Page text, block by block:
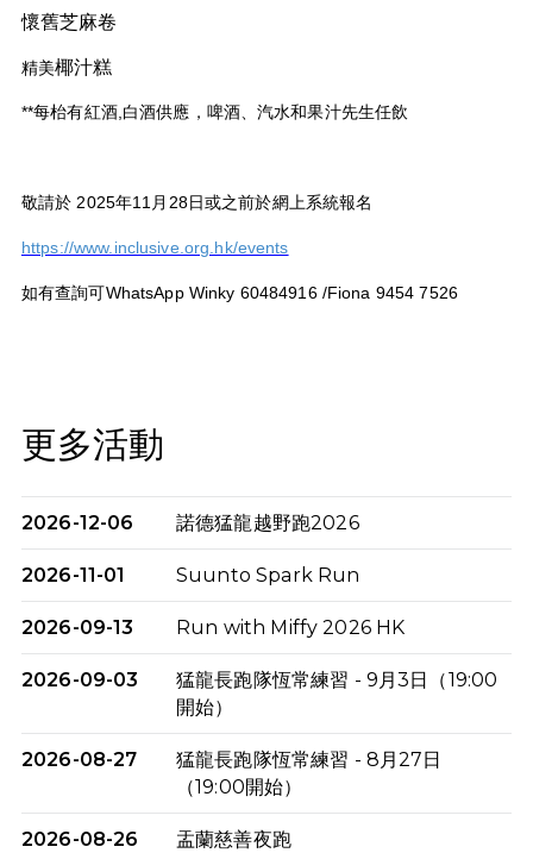
懷舊芝麻卷
精美椰汁糕
**每枱有紅酒,白酒供應，啤酒、汽水和果汁先生任飲
敬請於 2025年11月 28日或之前於網上系統報名
https://www.inclusive.org.hk/events
如有查詢可WhatsApp Winky 60484916 /Fiona 9454 7526
更多活動
2026-12-06 諾德猛龍越野跑2026
2026-11-01 Suunto Spark Run
2026-09-13 Run with Miffy 2026 HK
2026-09-03
猛龍長跑隊恆常練習 - 9月3日（19:00
開始）
2026-08-27
猛龍長跑隊恆常練習 - 8月27日
（19:00開始）
2026-08-26 盂蘭慈善夜跑